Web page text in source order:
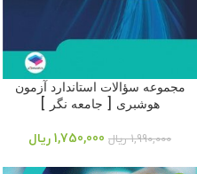
مجموعه سؤالات استاندارد آزمون
هوشبری [ جامعه نگر ]
1,990,000 ریال 1,750,000 ریال